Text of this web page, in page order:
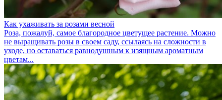
Как ухаживать за розами весной
Роза, пожалуй, самое благородное цветущее растение. Можно
не выращивать розы в своем саду, ссылаясь на сложности в
уходе, но оставаться равнодушным к изящным ароматным
цветам...